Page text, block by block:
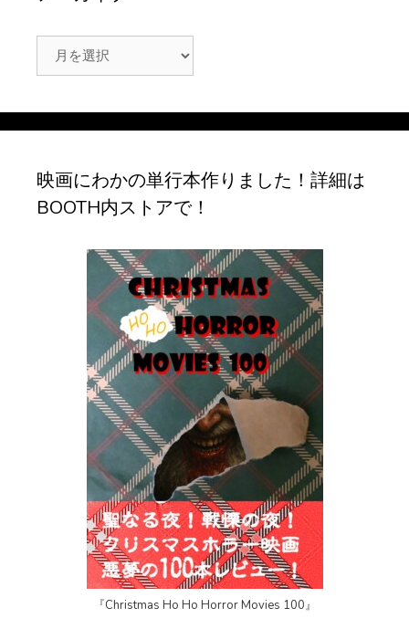
ー
映画にわかの単行本作りました！詳細は
BOOTH内ストアで！
『Christmas Ho Ho Horror Movies 100』